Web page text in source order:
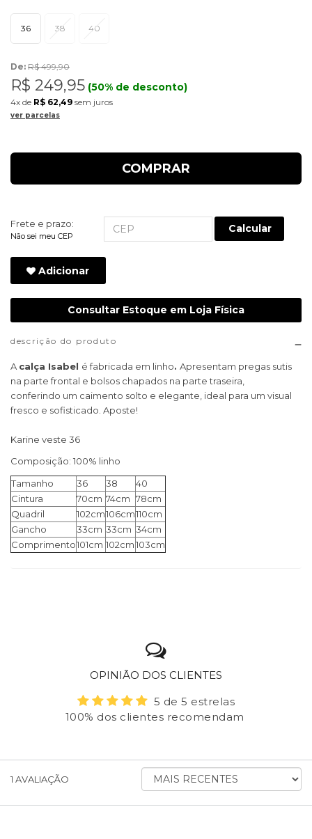
36 38 40
De: R$ 499,90
R$ 249,95 (50% de desconto)
4x de R$ 62,49 sem juros
ver parcelas
COMPRAR
Frete e prazo:
Não sei meu CEP
Calcular
Adicionar
Consultar Estoque em Loja Física
descrição do produto
A calça Isabel é fabricada em linho. Apresentam pregas sutis
na parte frontal e bolsos chapados na parte traseira,
conferindo um caimento solto e elegante, ideal para um visual
fresco e sofisticado. Aposte!
Karine veste 36
Composição: 100% linho
Tamanho
36 38
40
Cintura
70cm 74cm 78cm
Quadril
102cm106cm110cm
Gancho
33cm 33cm 34cm
Comprimento101cm 102cm103cm
OPINIÃO DOS CLIENTES
5 de 5 estrelas
100% dos clientes recomendam
1 AVALIAÇÃO
ORDENAR
AVALIAÇÕES